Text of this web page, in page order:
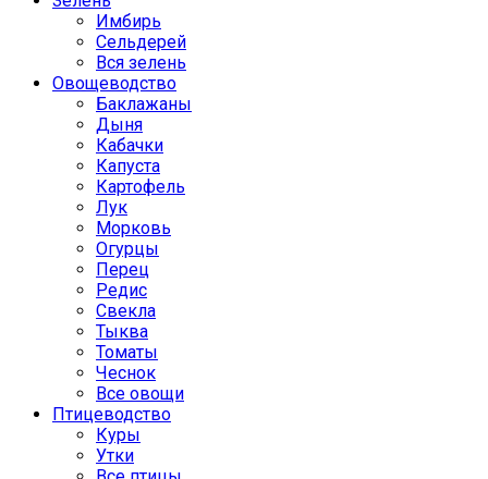
Имбирь
Сельдерей
Вся зелень
Овощеводство
Баклажаны
Дыня
Кабачки
Капуста
Картофель
Лук
Морковь
Огурцы
Перец
Редис
Свекла
Тыква
Томаты
Чеснок
Все овощи
Птицеводство
Куры
Утки